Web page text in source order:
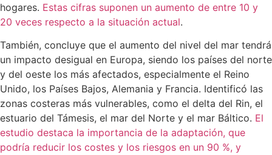
hogares. Estas cifras suponen un aumento de entre 10 y
20 veces respecto a la situación actual.
También, concluye que el aumento del nivel del mar tendrá
un impacto desigual en Europa, siendo los países del norte
y del oeste los más afectados, especialmente el Reino
Unido, los Países Bajos, Alemania y Francia. Identificó las
zonas costeras más vulnerables, como el delta del Rin, el
estuario del Támesis, el mar del Norte y el mar Báltico. El
estudio destaca la importancia de la adaptación, que
podría reducir los costes y los riesgos en un 90 %, y